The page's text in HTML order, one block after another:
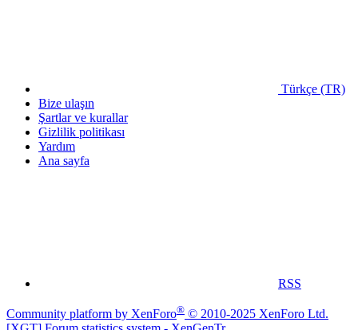
Türkçe (TR)
Bize ulaşın
Şartlar ve kurallar
Gizlilik politikası
Yardım
Ana sayfa
RSS
Community platform by XenForo® © 2010-2025 XenForo Ltd.